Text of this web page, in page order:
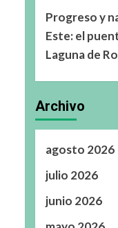
Progreso y
Este: el
Laguna de
Archivo
agosto 2026
julio 2026
junio 2026